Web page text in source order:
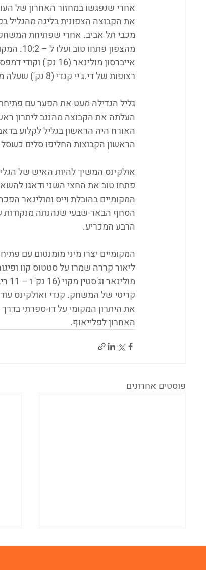
אחרי שנפגשו במחזור האחרון של
את הקבוצה הצפונית בליגה מהגליל
רצופות של די.ג'יי קנדי (8 נק') שעלה מהספסל קבעו 16:14 לגליל בסיום הרבע הראשון.
האורח היה הראשון בגליל לקלוע
הראשון הקבוצות החליפו סלים כשסל של וייס קובע
הרבע המכריע.
קריטי של המשחק. קנדי ואולקינס
האחרון לפלייאוף.
פוסטים אחרונים